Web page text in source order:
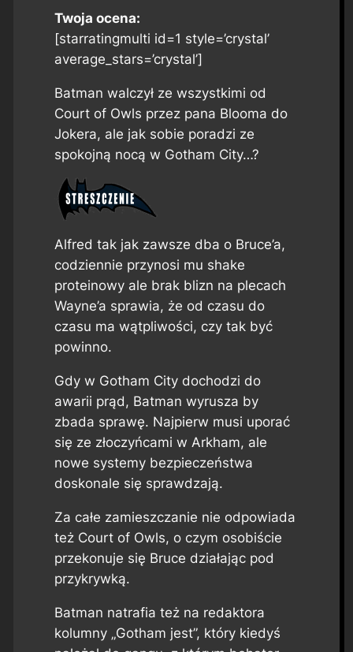
Twoja ocena:
[starratingmulti id=1 style=’crystal’
average_stars=’crystal’]
Batman walczył ze wszystkimi od
Court of Owls przez pana Blooma do
Jokera, ale jak sobie poradzi ze
spokojną nocą w Gotham City…?
Alfred tak jak zawsze dba o Bruce’a,
codziennie przynosi mu shake
proteinowy ale brak blizn na plecach
Wayne’a sprawia, że od czasu do
czasu ma wątpliwości, czy tak być
powinno.
Gdy w Gotham City dochodzi do
awarii prąd, Batman wyrusza by
zbada sprawę. Najpierw musi uporać
się ze złoczyńcami w Arkham, ale
nowe systemy bezpieczeństwa
doskonale się sprawdzają.
Za całe zamieszczanie nie odpowiada
też Court of Owls, o czym osobiście
przekonuje się Bruce działając pod
przykrywką.
Batman natrafia też na redaktora
kolumny „Gotham jest”, który kiedyś